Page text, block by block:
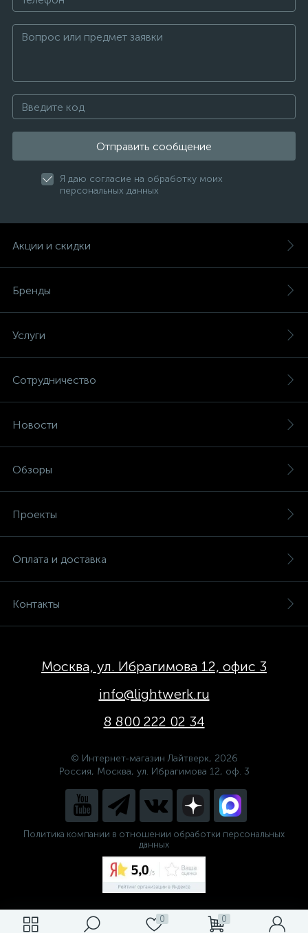
0 0
Отправить сообщение
Я даю согласие на обработку моих
персональных данных
Акции и скидки
Бренды
Услуги
Сотрудничество
Новости
Обзоры
Проекты
Оплата и доставка
Контакты
Москва, ул. Ибрагимова 12, офис 3
info@lightwerk.ru
8 800 222 02 34
© Интернет-магазин Лайтверк, 2026
Россия, Москва, ул. Ибрагимова 12, оф. 3
Политика компании в отношении обработки персональных
данных